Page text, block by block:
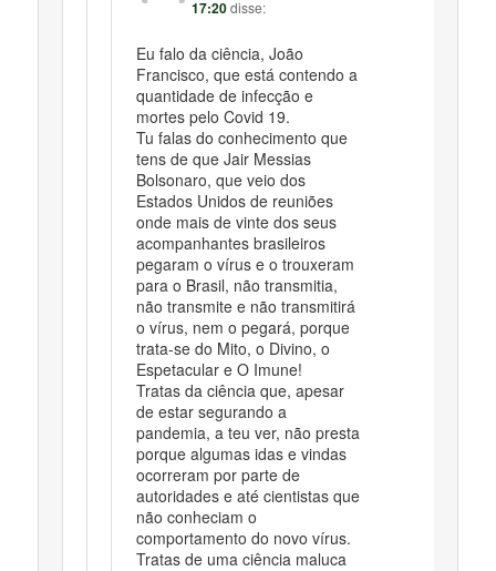
17:20 disse:
Eu falo da ciência, João
Francisco, que está contendo a
quantidade de infecção e
mortes pelo Covid 19.
Tu falas do conhecimento que
tens de que Jair Messias
Bolsonaro, que veio dos
Estados Unidos de reuniões
onde mais de vinte dos seus
acompanhantes brasileiros
pegaram o vírus e o trouxeram
para o Brasil, não transmitia,
não transmite e não transmitirá
o vírus, nem o pegará, porque
trata-se do Mito, o Divino, o
Espetacular e O Imune!
Tratas da ciência que, apesar
de estar segurando a
pandemia, a teu ver, não presta
porque algumas idas e vindas
ocorreram por parte de
autoridades e até cientistas que
não conheciam o
comportamento do novo vírus.
Tratas de uma ciência maluca